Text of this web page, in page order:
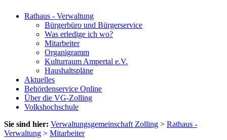
Rathaus - Verwaltung
Bürgerbüro und Bürgerservice
Was erledige ich wo?
Mitarbeiter
Organigramm
Kulturraum Ampertal e.V.
Haushaltspläne
Aktuelles
Behördenservice Online
Über die VG-Zolling
Volkshochschule
Sie sind hier: Verwaltungsgemeinschaft Zolling > Rathaus -
Verwaltung > Mitarbeiter